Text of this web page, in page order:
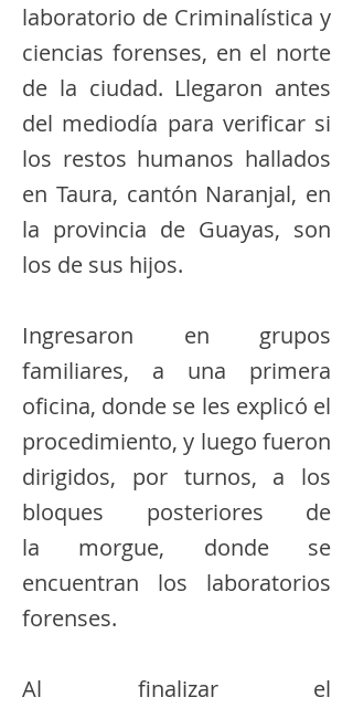
laboratorio de Criminalística y
ciencias forenses, en el norte
de la ciudad. Llegaron antes
del mediodía para verificar si
los restos humanos hallados
en Taura, cantón Naranjal, en
la provincia de Guayas, son
los de sus hijos.
Ingresaron en grupos
familiares, a una primera
oficina, donde se les explicó el
procedimiento, y luego fueron
dirigidos, por turnos, a los
bloques posteriores de
la morgue, donde se
encuentran los laboratorios
forenses.
Al finalizar el